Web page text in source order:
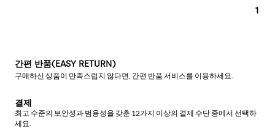
1
간편 반품(EASY RETURN)
구매하신 상품이 만족스럽지 않다면, 간편 반품 서비스를 이용하세요.
결제
최고 수준의 보안성과 범용성을 갖춘 12가지 이상의 결제 수단 중에서 선택하
세요.